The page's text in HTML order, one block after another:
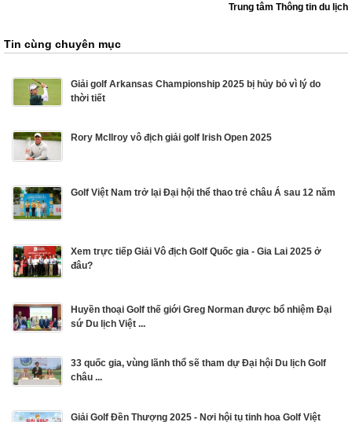
Trung tâm Thông tin du lịch
Tin cùng chuyên mục
Giải golf Arkansas Championship 2025 bị hủy bỏ vì lý do
thời tiết
Rory McIlroy vô địch giải golf Irish Open 2025
Golf Việt Nam trở lại Đại hội thể thao trẻ châu Á sau 12 năm
Xem trực tiếp Giải Vô địch Golf Quốc gia - Gia Lai 2025 ở
đâu?
Huyền thoại Golf thế giới Greg Norman được bổ nhiệm Đại
sứ Du lịch Việt ...
33 quốc gia, vùng lãnh thổ sẽ tham dự Đại hội Du lịch Golf
châu ...
Giải Golf Đền Thượng 2025 - Nơi hội tụ tinh hoa Golf Việt